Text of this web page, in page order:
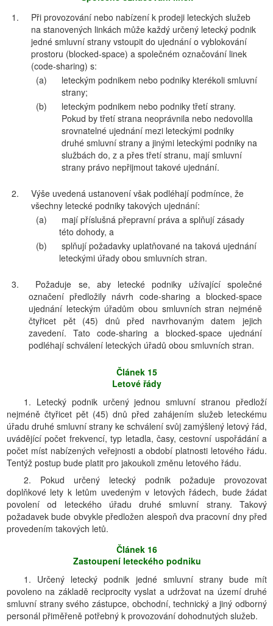
1.
Při provozování nebo nabízení k prodeji leteckých služeb
na stanovených linkách může každý určený letecký podnik
jedné smluvní strany vstoupit do ujednání o vyblokování
prostoru (blocked-space) a společném označování linek
(code-sharing) s:
(a)
leteckým podnikem nebo podniky kterékoli smluvní
strany;
(b)
leteckým podnikem nebo podniky třetí strany.
Pokud by třetí strana neoprávnila nebo nedovolila
srovnatelné ujednání mezi leteckými podniky
druhé smluvní strany a jinými leteckými podniky na
službách do, z a přes třetí stranu, mají smluvní
strany právo nepřijmout takové ujednání.
2.
Výše uvedená ustanovení však podléhají podmínce, že
všechny letecké podniky takových ujednání:
(a)
mají příslušná přepravní práva a splňují zásady
této dohody, a
(b)
splňují požadavky uplatňované na taková ujednání
leteckými úřady obou smluvních stran.
3.
Požaduje se, aby letecké podniky užívající společné
označení předložily návrh code-sharing a blocked-space
ujednání leteckým úřadům obou smluvních stran nejméně
čtyřicet pět (45) dnů před navrhovaným datem jejich
zavedení. Tato code-sharing a blocked-space ujednání
podléhají schválení leteckých úřadů obou smluvních stran.
Článek 15
Letové řády
1. Letecký podnik určený jednou smluvní stranou předloží
nejméně čtyřicet pět (45) dnů před zahájením služeb leteckému
úřadu druhé smluvní strany ke schválení svůj zamýšlený letový řád,
uvádějící počet frekvencí, typ letadla, časy, cestovní uspořádání a
počet míst nabízených veřejnosti a období platnosti letového řádu.
Tentýž postup bude platit pro jakoukoli změnu letového řádu.
2. Pokud určený letecký podnik požaduje provozovat
doplňkové lety k letům uvedeným v letových řádech, bude žádat
povolení od leteckého úřadu druhé smluvní strany. Takový
požadavek bude obvykle předložen alespoň dva pracovní dny před
provedením takových letů.
Článek 16
Zastoupení leteckého podniku
1. Určený letecký podnik jedné smluvní strany bude mít
povoleno na základě reciprocity vyslat a udržovat na území druhé
smluvní strany svého zástupce, obchodní, technický a jiný odborný
personál přiměřeně potřebný k provozování dohodnutých služeb.